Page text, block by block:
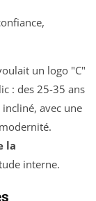
un logo "C"
: des 25-35 ans
avec une
la
interne.